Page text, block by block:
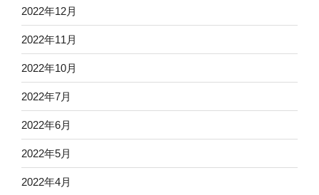
2022年12月
2022年11月
2022年10月
2022年7月
2022年6月
2022年5月
2022年4月